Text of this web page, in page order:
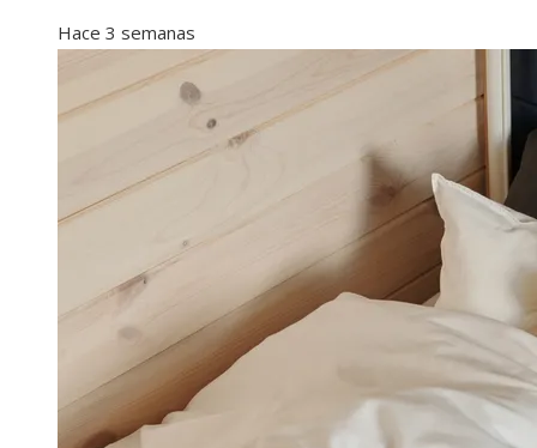
Hace 3 semanas